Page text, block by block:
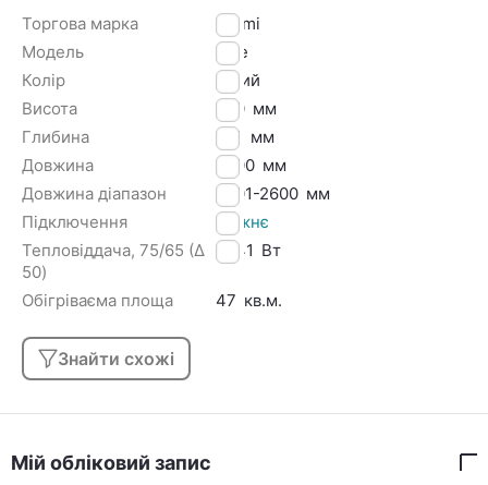
Торгова марка
Kermi
Модель
Line
Колір
Білий
Висота
500 мм
Глибина
100 мм
Довжина
2600 мм
Довжина діапазон
2501-2600 мм
Підключення
Нижнє
Тепловіддача, 75/65 (Δ
50)
3741 Вт
Обігріваєма площа 47 кв.м.
Знайти схожі
Мій обліковий запис